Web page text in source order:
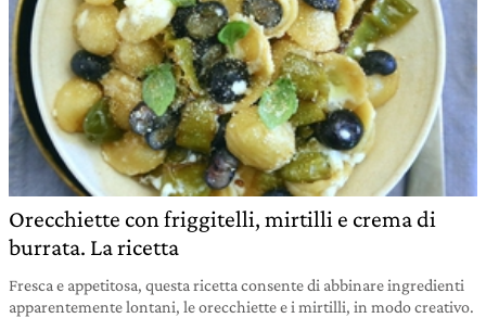
Orecchiette con friggitelli, mirtilli e crema di
burrata. La ricetta
Fresca e appetitosa, questa ricetta consente di abbinare ingredienti
apparentemente lontani, le orecchiette e i mirtilli, in modo creativo.